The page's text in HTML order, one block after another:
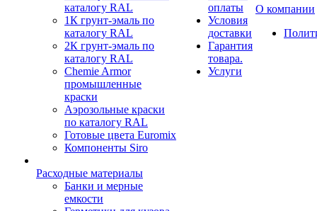
каталогу RAL
1К грунт-эмаль по
каталогу RAL
2К грунт-эмаль по
каталогу RAL
Chemie Armor
промышленные
краски
Аэрозольные краски
по каталогу RAL
Готовые цвета Euromix
Компоненты Siro
Расходные материалы
Банки и мерные
емкости
оплаты
Условия
доставки
Гарантия
товара.
Услуги
О компании